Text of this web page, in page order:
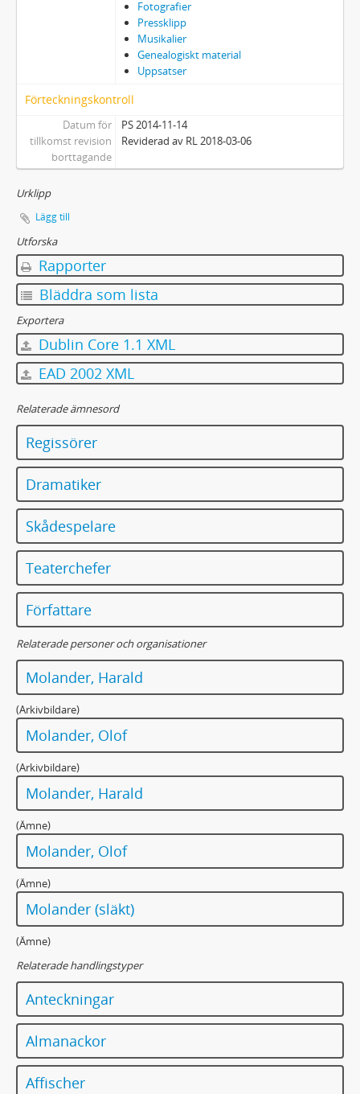
Fotografier
Pressklipp
Musikalier
Genealogiskt material
Uppsatser
Förteckningskontroll
Datum för
tillkomst revision
borttagande
PS 2014-11-14
Reviderad av RL 2018-03-06
Urklipp
Lägg till
Utforska
Rapporter
Bläddra som lista
Exportera
Dublin Core 1.1 XML
EAD 2002 XML
Relaterade ämnesord
Regissörer
Dramatiker
Skådespelare
Teaterchefer
Författare
Relaterade personer och organisationer
Molander, Harald
(Arkivbildare)
Molander, Olof
(Arkivbildare)
Molander, Harald
(Ämne)
Molander, Olof
(Ämne)
Molander (släkt)
(Ämne)
Relaterade handlingstyper
Anteckningar
Almanackor
Affischer